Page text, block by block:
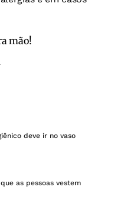
mão!
deve ir no vaso
as pessoas vestem